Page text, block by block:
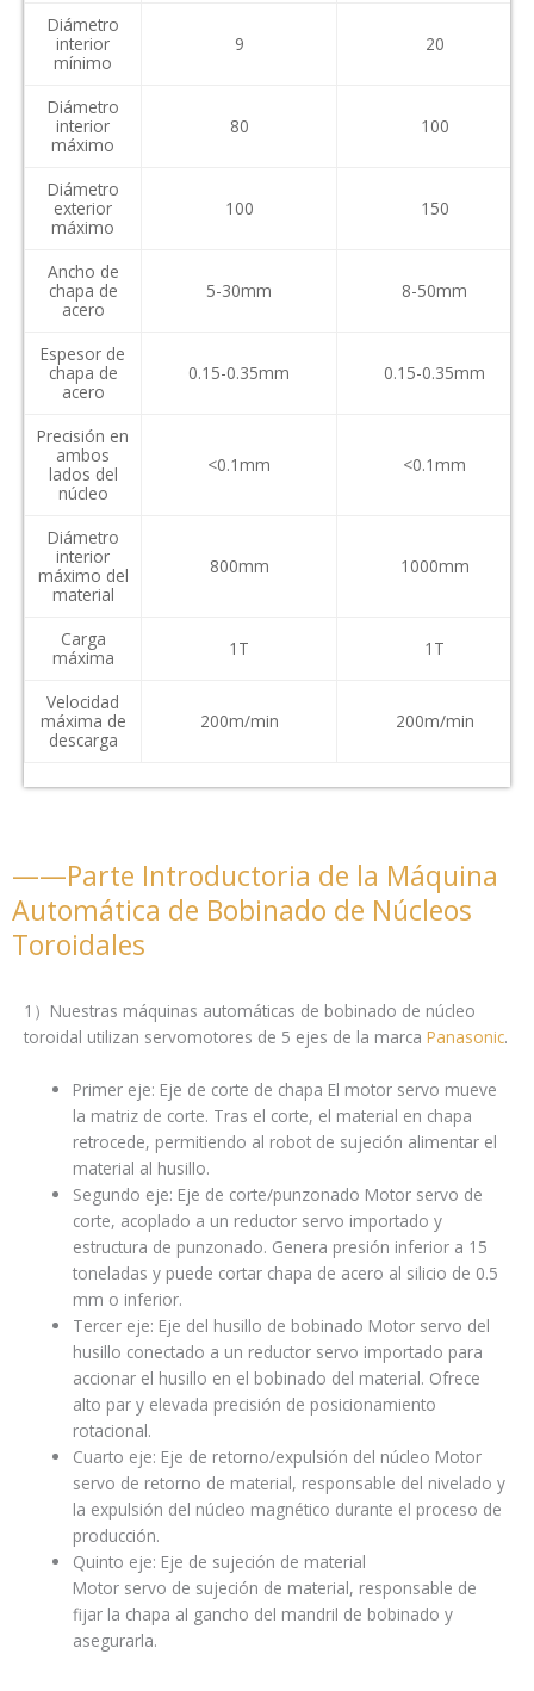
Diámetro
interior
mínimo
9 20
Diámetro
interior
máximo
80 100
Diámetro
exterior
máximo
100 150
Ancho de
chapa de
acero
5-30mm 8-50mm
Espesor de
chapa de
acero
0.15-0.35mm 0.15-0.35mm
Precisión en
ambos
lados del
núcleo
<0.1mm <0.1mm
Diámetro
interior
máximo del
material
800mm 1000mm
Carga
máxima
1T 1T
Velocidad
máxima de
descarga
200m/min 200m/min
——Parte Introductoria de la Máquina
Automática de Bobinado de Núcleos
Toroidales
1）Nuestras máquinas automáticas de bobinado de núcleo
toroidal utilizan servomotores de 5 ejes de la marca Panasonic.
Primer eje: Eje de corte de chapa El motor servo mueve
la matriz de corte. Tras el corte, el material en chapa
retrocede, permitiendo al robot de sujeción alimentar el
material al husillo.
Segundo eje: Eje de corte/punzonado Motor servo de
corte, acoplado a un reductor servo importado y
estructura de punzonado. Genera presión inferior a 15
toneladas y puede cortar chapa de acero al silicio de 0.5
mm o inferior.
Tercer eje: Eje del husillo de bobinado Motor servo del
husillo conectado a un reductor servo importado para
accionar el husillo en el bobinado del material. Ofrece
alto par y elevada precisión de posicionamiento
rotacional.
Cuarto eje: Eje de retorno/expulsión del núcleo Motor
servo de retorno de material, responsable del nivelado y
la expulsión del núcleo magnético durante el proceso de
producción.
Quinto eje: Eje de sujeción de material
Motor servo de sujeción de material, responsable de
fijar la chapa al gancho del mandril de bobinado y
asegurarla.